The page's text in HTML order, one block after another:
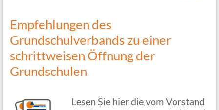
Empfehlungen des
Grundschulverbands zu einer
schrittweisen Öffnung der
Grundschulen
Lesen Sie hier die vom Vorstand